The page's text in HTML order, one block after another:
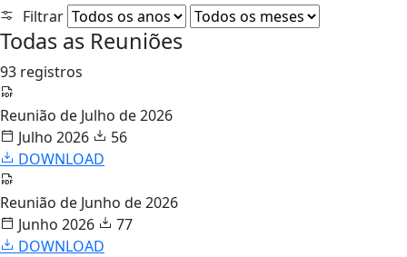
Filtrar
Todas as Reuniões
93 registros
Reunião de Julho de 2026
Julho 2026
56
DOWNLOAD
Reunião de Junho de 2026
Junho 2026
77
DOWNLOAD